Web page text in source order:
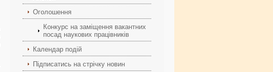
Оголошення
Конкурс на заміщення вакантних
посад наукових працівників
Календар подій
Підписатись на стрічку новин